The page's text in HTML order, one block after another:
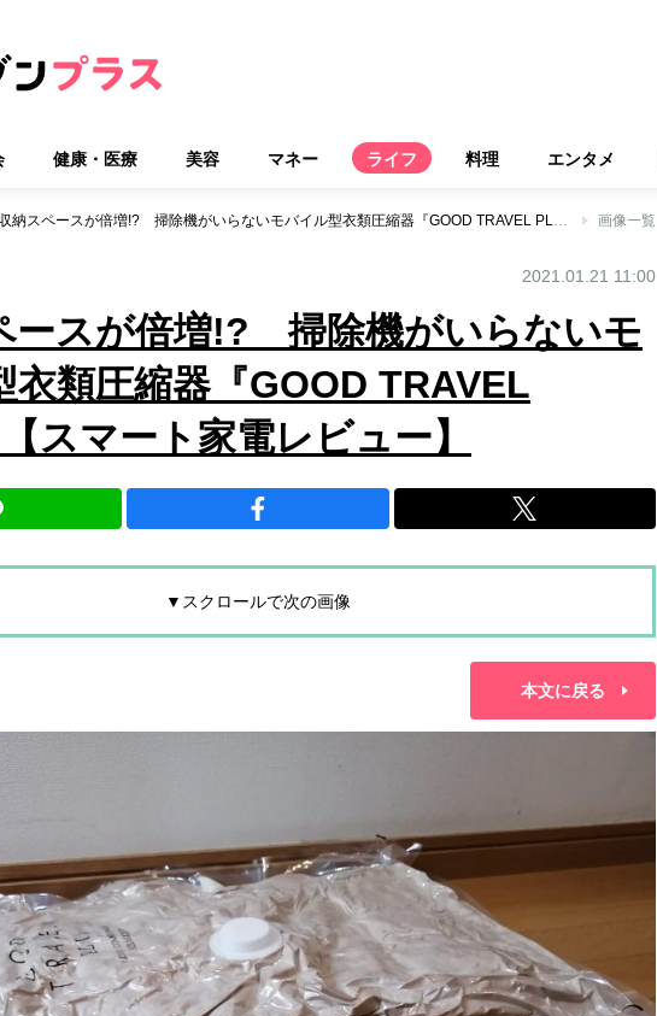
健康・医療 美容 マネー ライフ 料理 エンタメ
収納スペースが倍増!? 掃除機がいらないモバイル型衣類圧縮器『GOOD TRAVEL PLUS』【スマート家電レビュー】 画像一覧
2021.01.21 11:00
ースが倍増!? 掃除機がいらないモ
衣類圧縮器『GOOD TRAVEL
スマート家電レビュー】
▼スクロールで次の画像
本文に戻る